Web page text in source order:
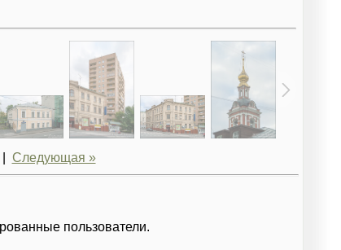
Следующая »
пользователи.